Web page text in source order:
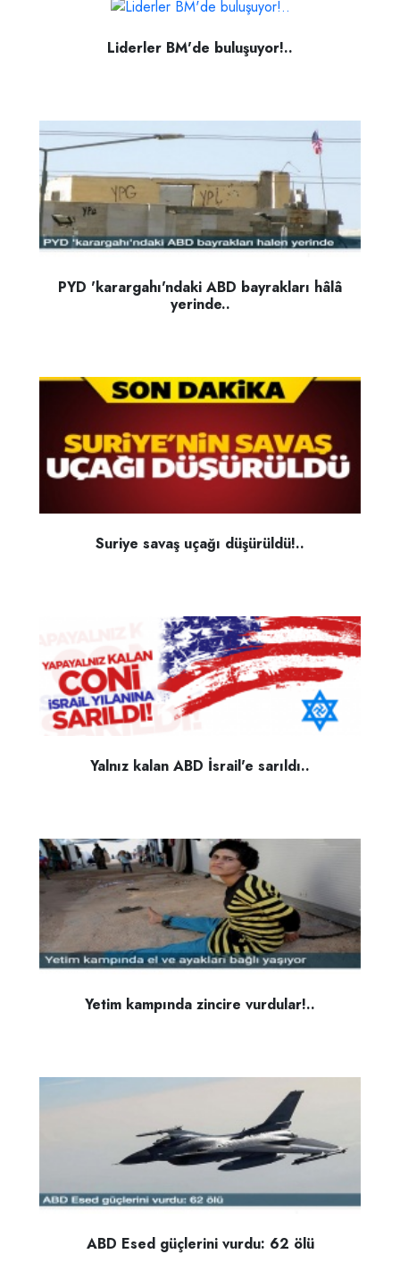
Liderler BM'de buluşuyor!..
PYD 'karargahı'ndaki ABD bayrakları hâlâ
yerinde..
Suriye savaş uçağı düşürüldü!..
Yalnız kalan ABD İsrail'e sarıldı..
Yetim kampında zincire vurdular!..
ABD Esed güçlerini vurdu: 62 ölü